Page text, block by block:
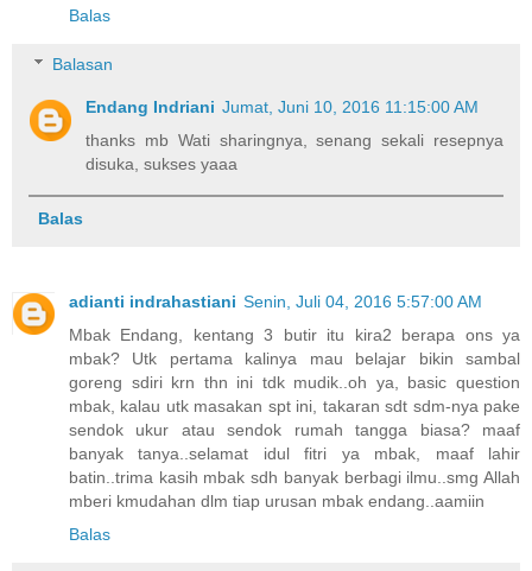
Balas
Balasan
Endang Indriani Jumat, Juni 10, 2016 11:15:00 AM
thanks mb Wati sharingnya, senang sekali resepnya
disuka, sukses yaaa
Balas
adianti indrahastiani Senin, Juli 04, 2016 5:57:00 AM
Mbak Endang, kentang 3 butir itu kira2 berapa ons ya
mbak? Utk pertama kalinya mau belajar bikin sambal
goreng sdiri krn thn ini tdk mudik..oh ya, basic question
mbak, kalau utk masakan spt ini, takaran sdt sdm-nya pake
sendok ukur atau sendok rumah tangga biasa? maaf
banyak tanya..selamat idul fitri ya mbak, maaf lahir
batin..trima kasih mbak sdh banyak berbagi ilmu..smg Allah
mberi kmudahan dlm tiap urusan mbak endang..aamiin
Balas